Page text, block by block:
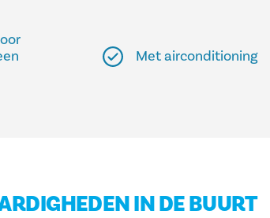
Met airconditioning
IN DE BUURT